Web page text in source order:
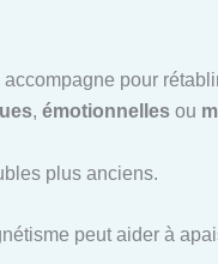
pour
, émotionnelles ou
plus anciens.
peut aider à